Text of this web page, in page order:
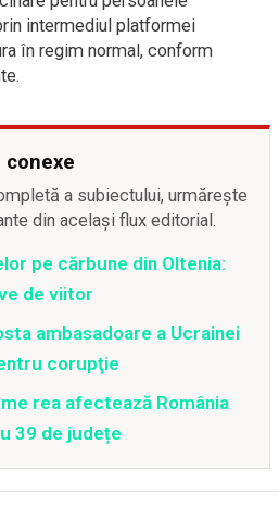
intermediul platformei
în regim normal, conform
conexe
a subiectului, urmărește
din același flux editorial.
pe cărbune din Oltenia:
de viitor
ambasadoare a Ucrainei
corupţie
rea afectează România
39 de județe